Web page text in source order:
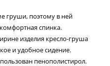
груши, поэтому в ней
спинка.
изделия кресло-груша
и удобное сидение.
пенополистирол.